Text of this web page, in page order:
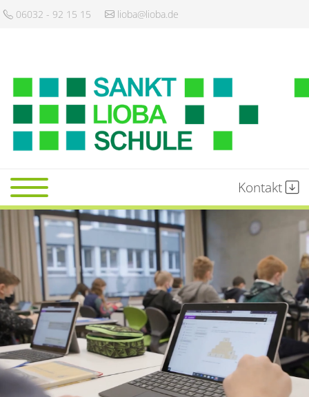
06032 - 92 15 15 lioba@lioba.de
Startseite
Schule
Gemeinschaft
Lernen
Kalender
Kontakt